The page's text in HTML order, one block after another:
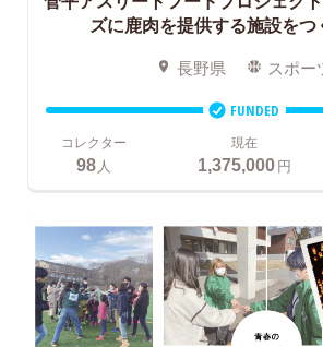
ズに鹿肉を提供する施設をつ
長野県 スポー
FUNDED
コレクター
98人
現在
1,375,000円